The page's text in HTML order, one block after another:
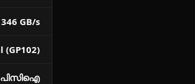
346 GB/s
(GP102)
പിസിഐ